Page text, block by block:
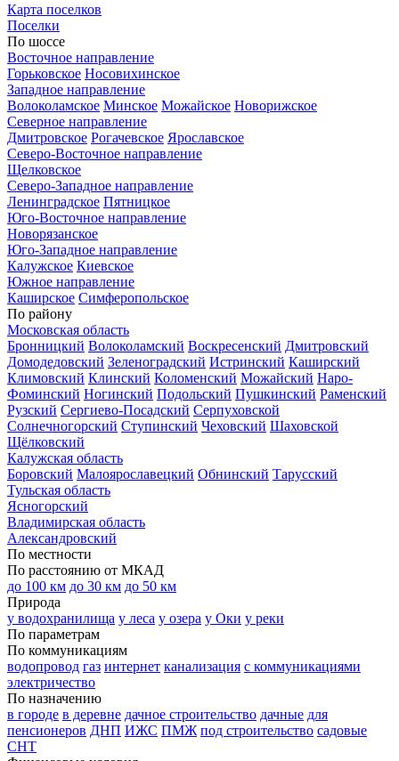
Карта поселков
Поселки
По шоссе
Восточное направление
Горьковское Носовихинское
Западное направление
Волоколамское Минское Можайское Новорижское
Северное направление
Дмитровское Рогачевское Ярославское
Северо-Восточное направление
Щелковское
Северо-Западное направление
Ленинградское Пятницкое
Юго-Восточное направление
Новорязанское
Юго-Западное направление
Калужское Киевское
Южное направление
Каширское Симферопольское
По району
Московская область
Бронницкий Волоколамский Воскресенский Дмитровский
Домодедовский Зеленоградский Истринский Каширский
Климовский Клинский Коломенский Можайский Наро-
Фоминский Ногинский Подольский Пушкинский Раменский
Рузский Сергиево-Посадский Серпуховской
Солнечногорский Ступинский Чеховский Шаховской
Щёлковский
Калужская область
Боровский Малоярославецкий Обнинский Тарусский
Тульская область
Ясногорский
Владимирская область
Александровский
По местности
По расстоянию от МКАД
до 100 км до 30 км до 50 км
Природа
у водохранилища у леса у озера у Оки у реки
По параметрам
По коммуникациям
водопровод газ интернет канализация с коммуникациями
электричество
По назначению
в городе в деревне дачное строительство дачные для
пенсионеров ДНП ИЖС ПМЖ под строительство садовые
СНТ